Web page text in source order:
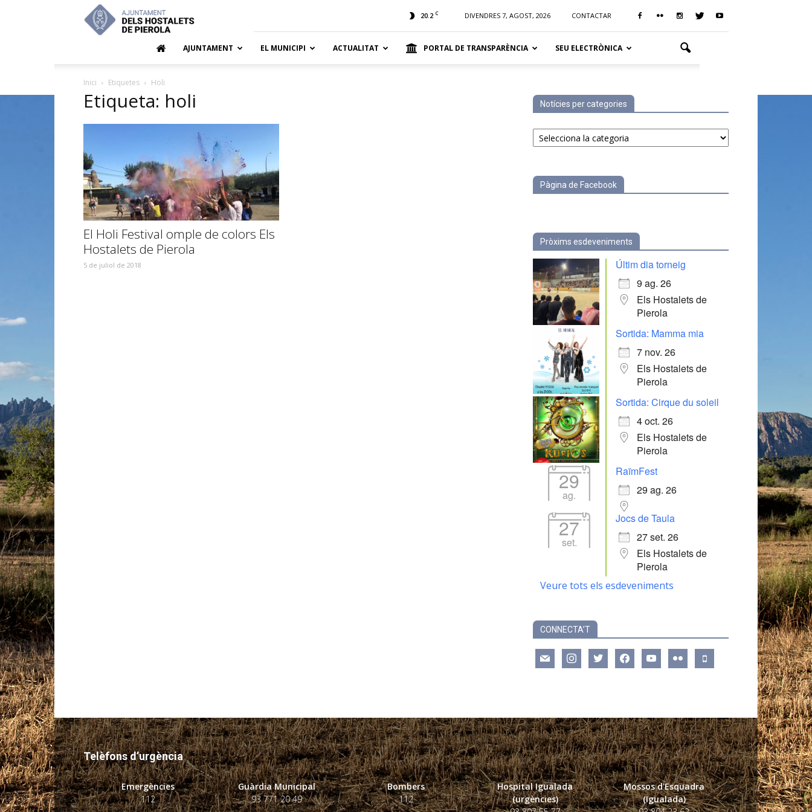
Hostalets
de
20.2 C DIVENDRES 7, AGOST, 2026 CONTACTAR
AJUNTAMENT EL MUNICIPI ACTUALITAT PORTAL DE TRANSPARÈNCIA SEU ELECTRÒNICA
Inici Etiquetes Holi
Etiqueta: holi
El Holi Festival omple de colors Els
Hostalets de Pierola
5 de juliol de 2018
Notícies per categories
Notícies
per
Pàgina de Facebook
Pròxims esdeveniments
Últim dia torneig
9 ag. 26
Els Hostalets de
Pierola
Sortida: Mamma mia
7 nov. 26
Els Hostalets de
Pierola
Sortida: Cirque du soleil
4 oct. 26
Els Hostalets de
Pierola
29
ag.
RaïmFest
29 ag. 26
27
set.
Jocs de Taula
27 set. 26
Els Hostalets de
Pierola
Veure tots els esdeveniments
CONNECTA’T
mail instagramtwitter facebookyoutube flickr mobile
Telèfons d’urgència
Emergències
112
Guàrdia Municipal
93 771 20 49
Bombers
112
Hospital Igualada
(urgències)
Mossos d'Esquadra
(Igualada)